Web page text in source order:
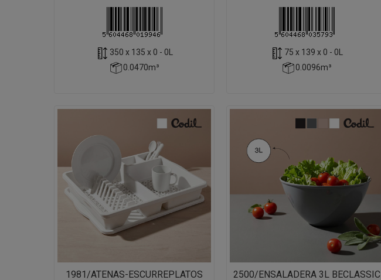
350 x 135 x 0 - 0L
0.0470m³
75 x 139 x 0 - 0L
0.0096m³
1981/ATENAS-ESCURREPLATOS
2500/ENSALADERA 3L BECLASSIC